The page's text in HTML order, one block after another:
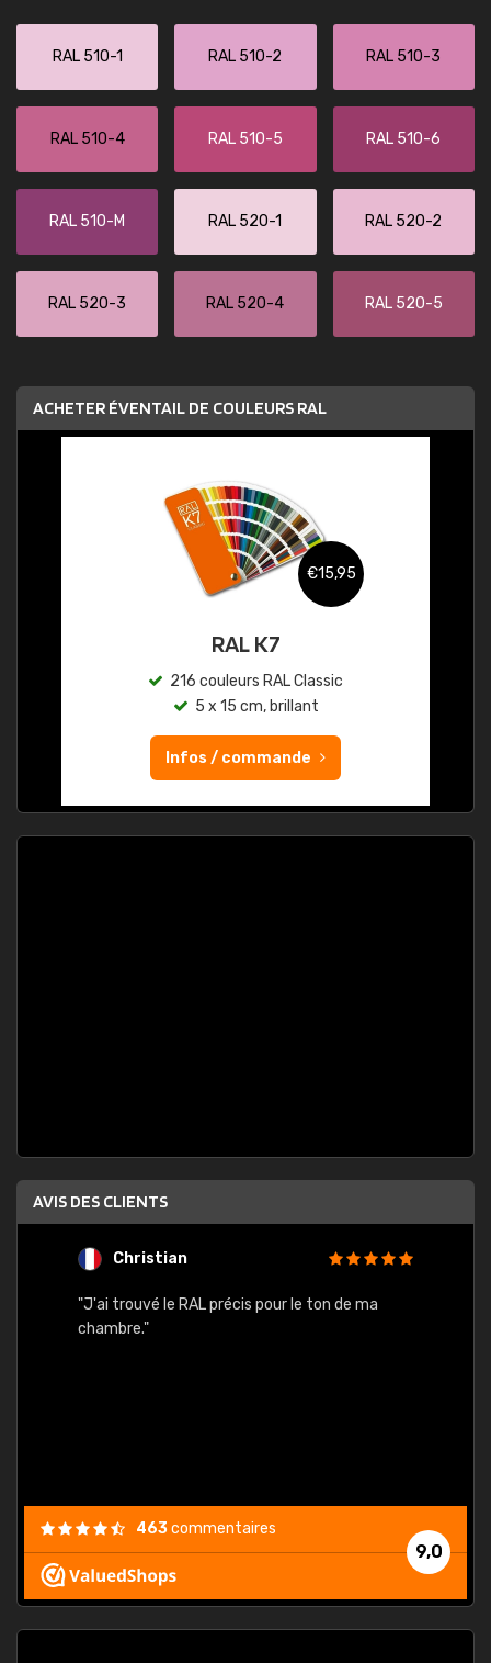
RAL 510-1 RAL 510-2 RAL 510-3
RAL 510-4 RAL 510-5 RAL 510-6
RAL 510-M RAL 520-1 RAL 520-2
RAL 520-3 RAL 520-4 RAL 520-5
ACHETER ÉVENTAIL DE COULEURS RAL
€15,95
RAL K7
216 couleurs RAL Classic
5 x 15 cm, brillant
Infos / commande
AVIS DES CLIENTS
Christian
"J'ai trouvé le RAL précis pour le ton de ma
chambre."
9,0
463commentaires